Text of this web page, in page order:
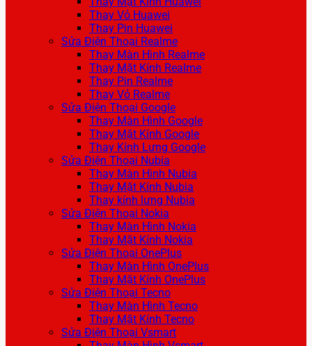
Thay Vỏ Huawei
Thay Pin Huawei
Sửa Điện Thoại Realme
Thay Màn Hình Realme
Thay Mặt Kính Realme
Thay Pin Realme
Thay Vỏ Realme
Sửa Điện Thoại Google
Thay Màn Hình Google
Thay Mặt Kính Google
Thay Kính Lưng Google
Sửa Điện Thoại Nubia
Thay Màn Hình Nubia
Thay Mặt Kính Nubia
Thay kính lưng Nubia
Sửa Điện Thoại Nokia
Thay Màn Hình Nokia
Thay Mặt Kính Nokia
Sửa Điện Thoại OnePlus
Thay Màn Hình OnePlus
Thay Mặt Kính OnePlus
Sửa Điện Thoại Tecno
Thay Màn Hình Tecno
Thay Mặt Kính Tecno
Sửa Điện Thoại Vsmart